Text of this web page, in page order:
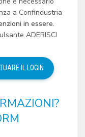
a Confindustria
in essere.
ADERISCI